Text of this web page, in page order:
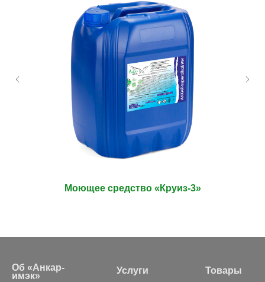
Моющее средство «Круиз-3»
Об «Анкар-
имэк»
Услуги Товары